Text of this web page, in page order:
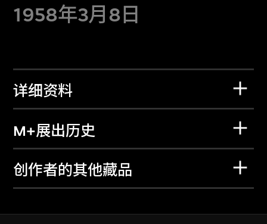
1958年3月8日
详细资料
M+展出历史
创作者的其他藏品